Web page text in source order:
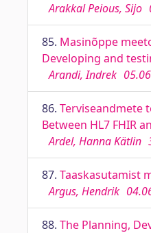
Arakkal Peious, Sijo
85. Masinõppe
Developing and
Arandi, Indrek
86. Terviseandmete
Between HL7 FHIR
Ardel, Hanna Kätlin
87. Taaskasutamist
Argus, Hendrik
88. The Planning,